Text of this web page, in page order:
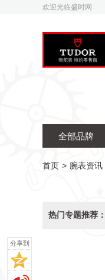
欢迎光临盛时网
全部品牌
分享到
首页 > 腕表资讯
热门专题推荐：